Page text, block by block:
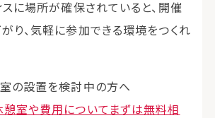
スに場所が確保されていると、開催
り、気軽に参加できる環境をつくれ
の設置を検討中の方へ
憩室や費用についてまずは無料相